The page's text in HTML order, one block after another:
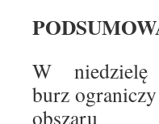
W niedzielę
burz
obszaru